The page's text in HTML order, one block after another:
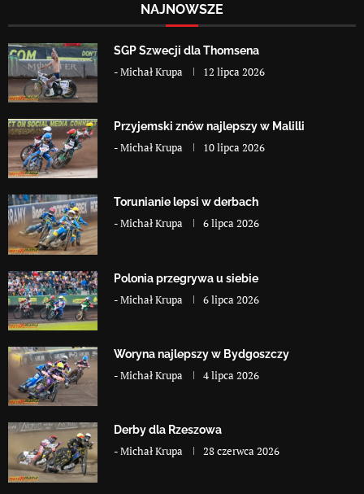
NAJNOWSZE
SGP Szwecji dla Thomsena
-Michał Krupa 12 lipca 2026
Przyjemski znów najlepszy w Malilli
-Michał Krupa 10 lipca 2026
Torunianie lepsi w derbach
-Michał Krupa 6 lipca 2026
Polonia przegrywa u siebie
-Michał Krupa 6 lipca 2026
Woryna najlepszy w Bydgoszczy
-Michał Krupa 4 lipca 2026
Derby dla Rzeszowa
-Michał Krupa 28 czerwca 2026